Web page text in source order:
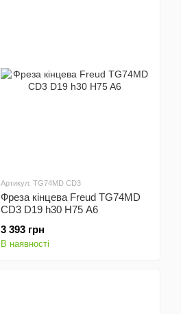
Артикул: TG74MD CD3
Фреза кінцева Freud TG74MD
CD3 D19 h30 H75 A6
3 393 грн
В наявності